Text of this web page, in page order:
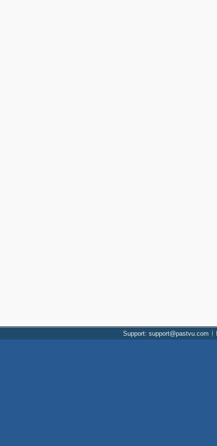
Support: support@pastvu.com